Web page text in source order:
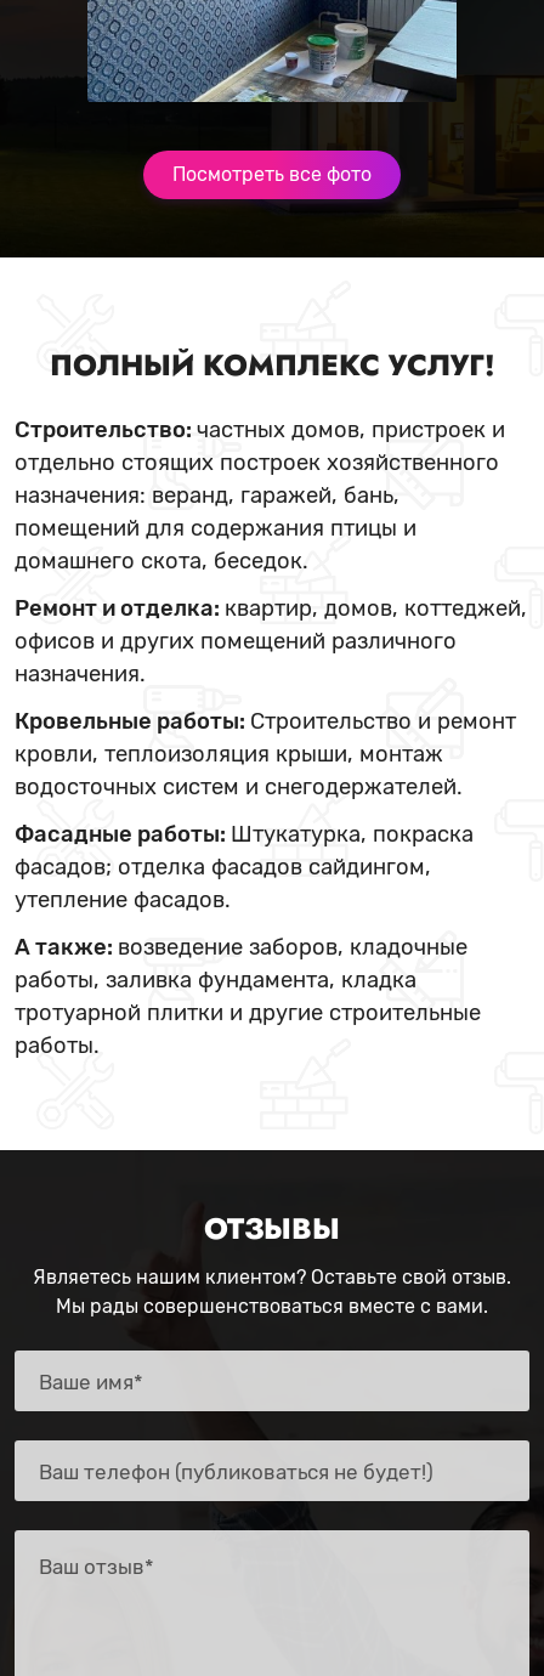
Посмотреть все фото
ПОЛНЫЙ КОМПЛЕКС УСЛУГ!
Строительство: частных домов, пристроек и
отдельно стоящих построек хозяйственного
назначения: веранд, гаражей, бань,
помещений для содержания птицы и
домашнего скота, беседок.
Ремонт и отделка: квартир, домов, коттеджей,
офисов и других помещений различного
назначения.
Кровельные работы: Строительство и ремонт
кровли, теплоизоляция крыши, монтаж
водосточных систем и снегодержателей.
Фасадные работы: Штукатурка, покраска
фасадов; отделка фасадов сайдингом,
утепление фасадов.
А также: возведение заборов, кладочные
работы, заливка фундамента, кладка
тротуарной плитки и другие строительные
работы.
ОТЗЫВЫ
Являетесь нашим клиентом? Оставьте свой отзыв.
Мы рады совершенствоваться вместе с вами.